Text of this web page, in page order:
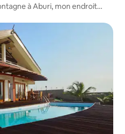
à Aburi, mon endroit